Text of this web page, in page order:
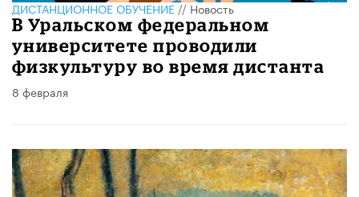
ДИСТАНЦИОННОЕ ОБУЧЕНИЕ//Новость
В Уральском федеральном
университете проводили
физкультуру во время дистанта
8 февраля